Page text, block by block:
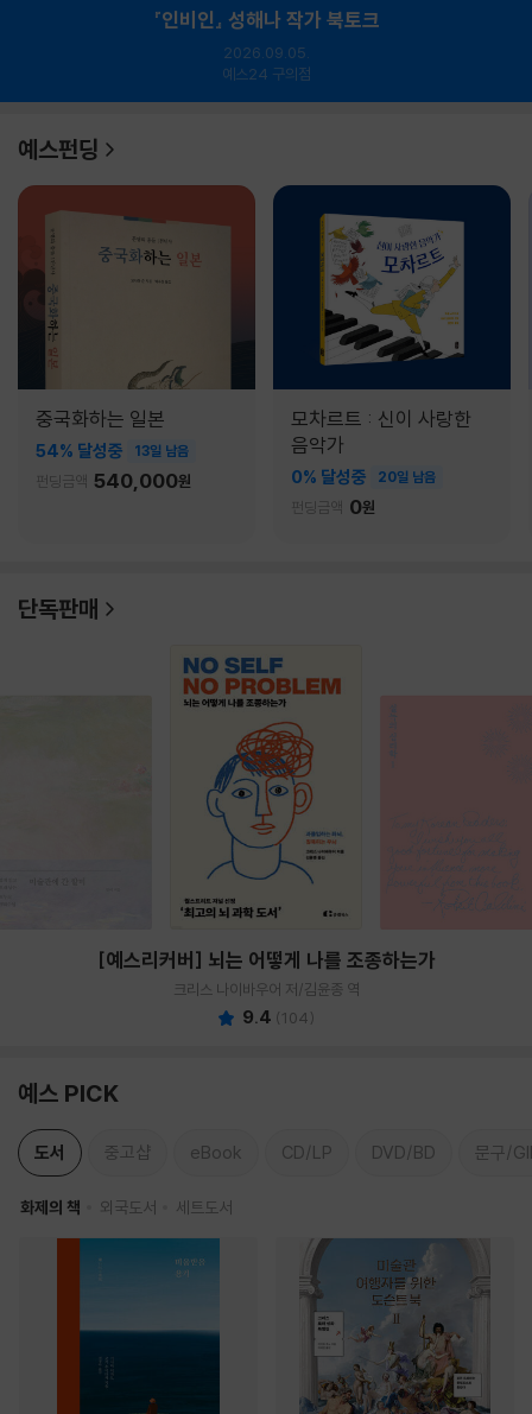
『인비인』 성해나 작가 북토크
2026.09.05.
예스24 구의점
예스펀딩
중국화하는 일본
54% 달성중 13일 남음
펀딩금액 540,000원
모차르트 : 신이 사랑한
음악가
0% 달성중 20일 남음
펀딩금액 0원
단독판매
[예스리커버] 뇌는 어떻게 나를 조종하는가
크리스 나이바우어 저/김윤종 역
9.4 (104)
예스 PICK
도서 중고샵 eBook CD/LP DVD/BD 문구/
화제의 책 외국도서 세트도서